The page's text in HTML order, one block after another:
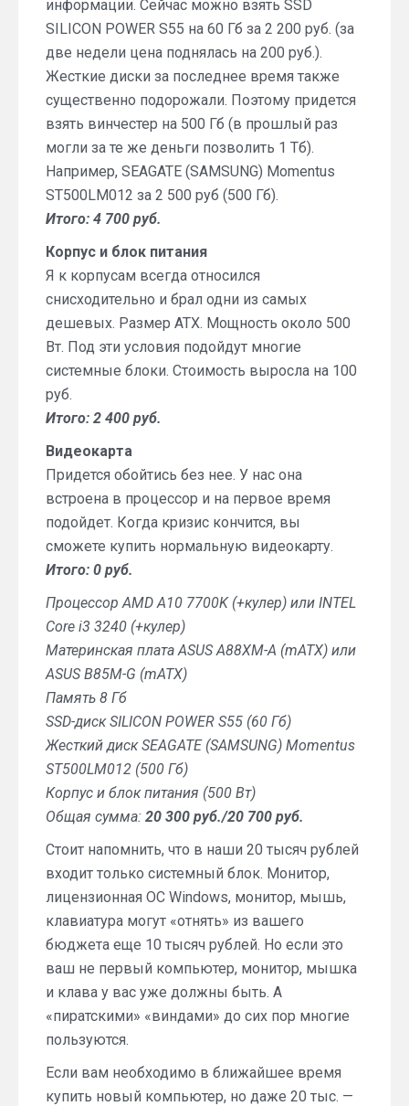
информации. Сейчас можно взять SSD
SILICON POWER S55 на 60 Гб за 2 200 руб. (за
две недели цена поднялась на 200 руб.).
Жесткие диски за последнее время также
существенно подорожали. Поэтому придется
взять винчестер на 500 Гб (в прошлый раз
могли за те же деньги позволить 1 Тб).
Например, SEAGATE (SAMSUNG) Momentus
ST500LM012 за 2 500 руб (500 Гб).
Итого: 4 700 руб.
Корпус и блок питания
Я к корпусам всегда относился
снисходительно и брал одни из самых
дешевых. Размер ATX. Мощность около 500
Вт. Под эти условия подойдут многие
системные блоки. Стоимость выросла на 100
руб.
Итого: 2 400 руб.
Видеокарта
Придется обойтись без нее. У нас она
встроена в процессор и на первое время
подойдет. Когда кризис кончится, вы
сможете купить нормальную видеокарту.
Итого: 0 руб.
Процессор AMD A10 7700K (+кулер) или INTEL
Core i3 3240 (+кулер)
Материнская плата ASUS A88XM-A (mATX) или
ASUS B85M-G (mATX)
Память 8 Гб
SSD-диск SILICON POWER S55 (60 Гб)
Жесткий диск SEAGATE (SAMSUNG) Momentus
ST500LM012 (500 Гб)
Корпус и блок питания (500 Вт)
Общая сумма: 20 300 руб./20 700 руб.
Стоит напомнить, что в наши 20 тысяч рублей
входит только системный блок. Монитор,
лицензионная ОС Windows, монитор, мышь,
клавиатура могут «отнять» из вашего
бюджета еще 10 тысяч рублей. Но если это
ваш не первый компьютер, монитор, мышка
и клава у вас уже должны быть. А
«пиратскими» «виндами» до сих пор многие
пользуются.
Если вам необходимо в ближайшее время
купить новый компьютер, но даже 20 тыс. —